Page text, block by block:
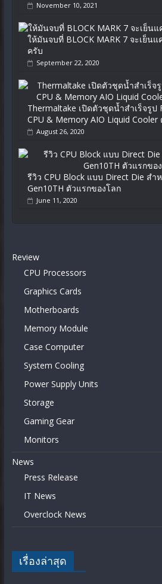
November 10, 2021
ให้มันจบที่ BLOCK MARK 7 จะเย็น
ครับ
September 22, 2020
Thermaltake เปิดตัวชุดน้ำสำเร็จรูป
CPU & Memory AIO Liquid
August 26, 2020
รีวิว CPU Block แบบ Direct Die สำ
Gen10TH ตัวแรกของโลก
June 11, 2020
Review
CPU Processors
Graphics Cards
Motherboards
Memory Module
Case Computer
System Cooling
Power Supply Units
Storage
Gaming Gear
Monitors
News
Press Release
IT News
Overclock News
เรื่องล่าสุด